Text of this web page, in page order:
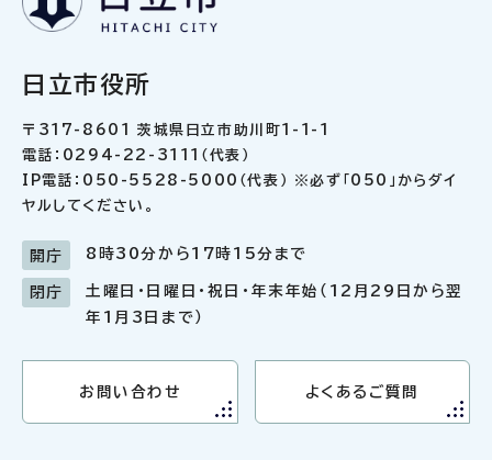
日立市役所
〒317-8601 茨城県日立市助川町1-1-1
電話：0294-22-3111（代表）
IP電話：050-5528-5000（代表） ※必ず「050」からダイ
ヤルしてください。
開庁 8時30分から17時15分まで
閉庁
土曜日・日曜日・祝日・年末年始（12月29日から翌
年1月3日まで）
お問い合わせ よくあるご質問